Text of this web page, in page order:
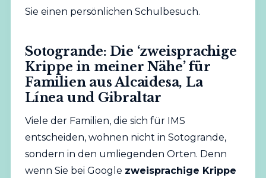
Sie einen persönlichen Schulbesuch.
Sotogrande: Die ‘zweisprachige
Krippe in meiner Nähe’ für
Familien aus Alcaidesa, La
Línea und Gibraltar
Viele der Familien, die sich für IMS
entscheiden, wohnen nicht in Sotogrande,
sondern in den umliegenden Orten. Denn
wenn Sie bei Google zweisprachige Krippe